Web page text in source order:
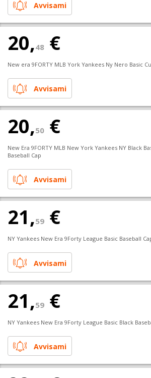
Avvisami
20,48 €
New era 9FORTY MLB York Yankees Ny Nero Basic
Avvisami
20,50 €
New Era 9FORTY MLB New York Yankees NY Black
Baseball Cap
Avvisami
21,59 €
NY Yankees New Era 9Forty League Basic Baseball
Avvisami
21,59 €
NY Yankees New Era 9Forty League Basic Black
Avvisami